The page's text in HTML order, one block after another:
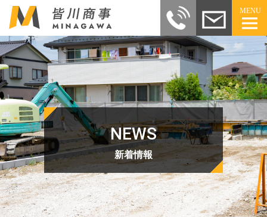
MENU
NEWS
新着情報